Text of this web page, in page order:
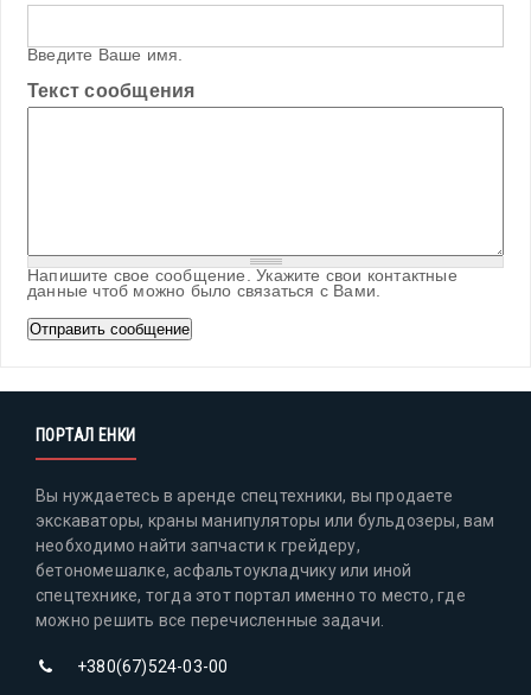
Введите Ваше имя.
Текст сообщения
Напишите свое сообщение. Укажите свои контактные
данные чтоб можно было связаться с Вами.
ПОРТАЛ ЕНКИ
Вы нуждаетесь в аренде спецтехники, вы продаете
экскаваторы, краны манипуляторы или бульдозеры, вам
необходимо найти запчасти к грейдеру,
бетономешалке, асфальтоукладчику или иной
спецтехнике, тогда этот портал именно то место, где
можно решить все перечисленные задачи.
+380(67)524-03-00